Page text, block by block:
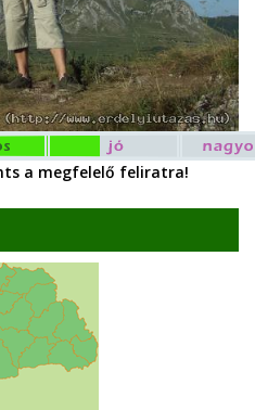
a megfelelő feliratra!